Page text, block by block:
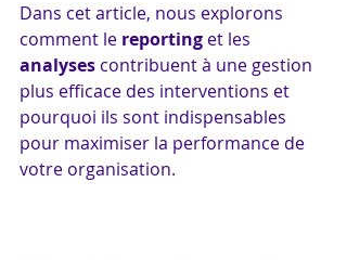
Dans cet article, nous explorons
comment le reporting et les
analyses contribuent à une gestion
plus efficace des interventions et
pourquoi ils sont indispensables
pour maximiser la performance de
votre organisation.